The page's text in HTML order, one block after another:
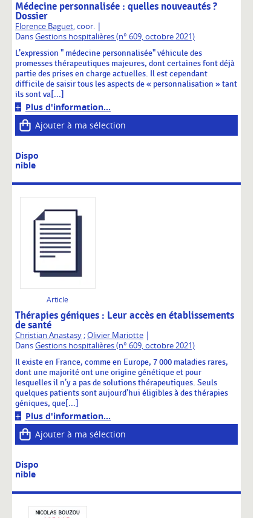
Médecine personnalisée : quelles nouveautés ?
Dossier
Florence Baguet, coor. |
DansGestions hospitalières (n° 609, octobre 2021)
L’expression " médecine personnalisée" véhicule des
promesses thérapeutiques majeures, dont certaines font déjà
partie des prises en charge actuelles. Il est cependant
difficile de saisir tous les aspects de « personnalisation » tant
ils sont va[...]
Plus d'information...
Ajouter à ma sélection
Dispo
nible
Article
Thérapies géniques : Leur accès en établissements
de santé
Christian Anastasy;Olivier Mariotte |
DansGestions hospitalières (n° 609, octobre 2021)
Il existe en France, comme en Europe, 7 000 maladies rares,
dont une majorité ont une origine génétique et pour
lesquelles il n’y a pas de solutions thérapeutiques. Seuls
quelques patients sont aujourd’hui éligibles à des thérapies
géniques, que[...]
Plus d'information...
Ajouter à ma sélection
Dispo
nible